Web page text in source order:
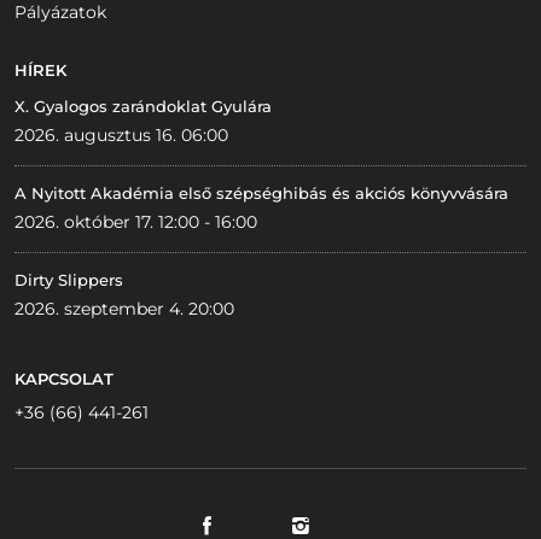
Pályázatok
HÍREK
X. Gyalogos zarándoklat Gyulára
2026. augusztus 16. 06:00
A Nyitott Akadémia első szépséghibás és akciós könyvvására
2026. október 17. 12:00 - 16:00
Dirty Slippers
2026. szeptember 4. 20:00
KAPCSOLAT
+36 (66) 441-261